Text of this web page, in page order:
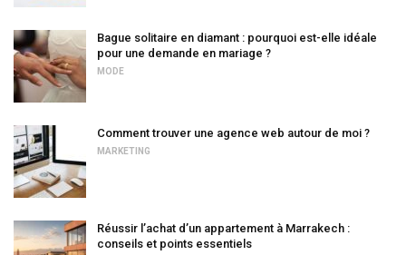
Bague solitaire en diamant : pourquoi est-elle idéale
pour une demande en mariage ?
MODE
Comment trouver une agence web autour de moi ?
MARKETING
Réussir l’achat d’un appartement à Marrakech :
conseils et points essentiels